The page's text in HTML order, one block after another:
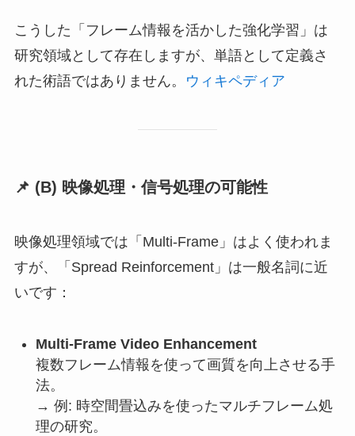
こうした「フレーム情報を活かした強化学習」は
研究領域として存在しますが、単語として定義さ
れた術語ではありません。
ウィキペディア
📌 (B) 映像処理・信号処理の可能性
映像処理領域では「Multi-Frame」はよく使われま
すが、「Spread Reinforcement」は一般名詞に近
いです：
Multi-Frame Video Enhancement
複数フレーム情報を使って画質を向上させる手
法。
→ 例: 時空間畳込みを使ったマルチフレーム処
理の研究。